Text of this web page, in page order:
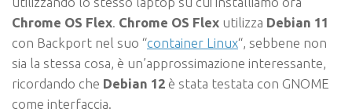
Chrome OS Flex Chrome OS Flex utilizza Debian 11
con Backport nel suo “container Linux“, sebbene non
sia la stessa cosa, è un’approssimazione interessante,
ricordando che Debian 12 è stata testata con GNOME
come interfaccia.